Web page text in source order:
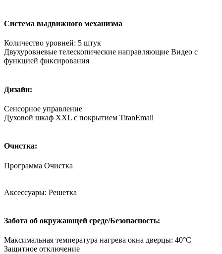
Система выдвижного механизма
Количество уровней: 5 штук
Двухуровневые телескопические направляющие Видео с
функцией фиксирования
Дизайн:
Сенсорное управление
Духовой шкаф XXL с покрытием TitanEmail
Очистка:
Программа Очистка
Аксессуары: Решетка
Забота об окружающей среде/Безопасность:
Максимальная температура нагрева окна дверцы: 40°С
Защитное отключение